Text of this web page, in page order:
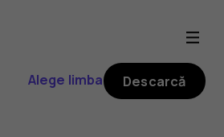
Alege limba Descarcă